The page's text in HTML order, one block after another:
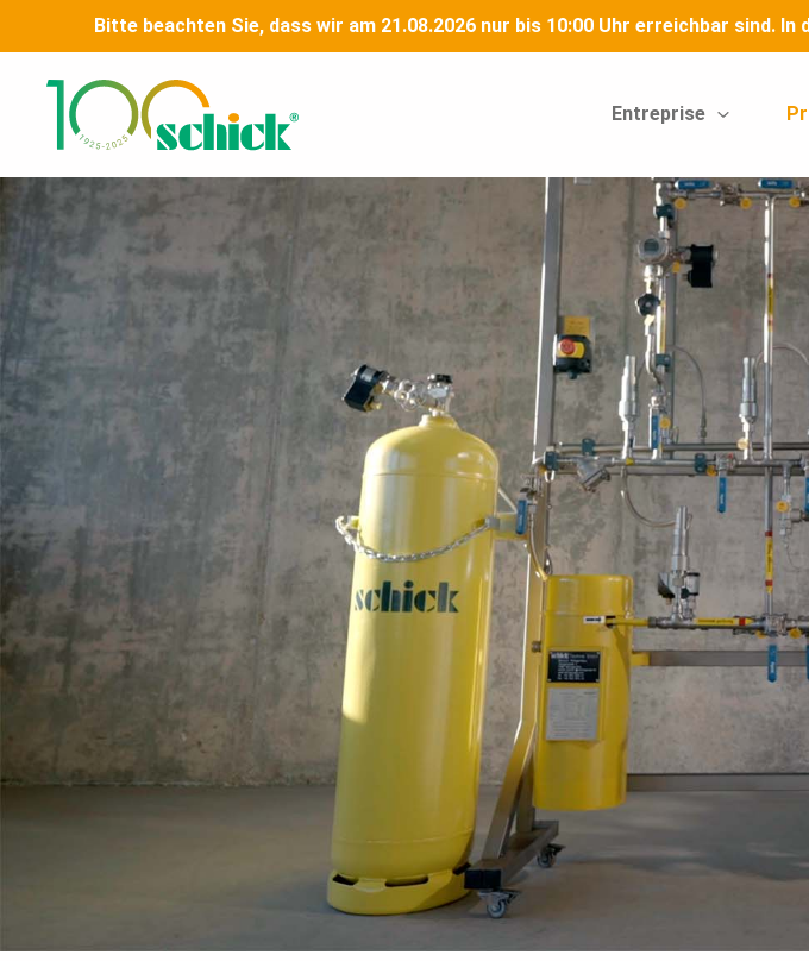
Bitte beachten Sie, dass wir am 21.08.2026 nur bis 10:00 Uhr erreichbar sind.
Entreprise